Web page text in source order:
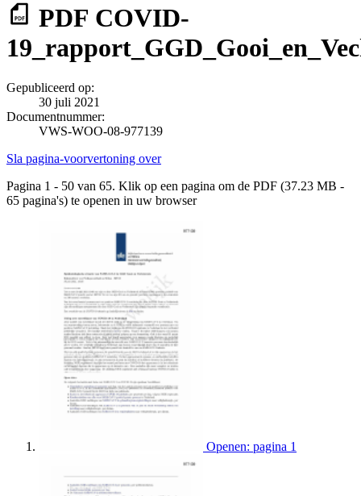
PDF COVID-
Gepubliceerd op:
30 juli 2021
Documentnummer:
VWS-WOO-08-977139
Sla pagina-voorvertoning over
Pagina 1 - 50 van 65. Klik op een pagina om de PDF (37.23 MB -
65 pagina's) te openen in uw browser
Openen: pagina 1